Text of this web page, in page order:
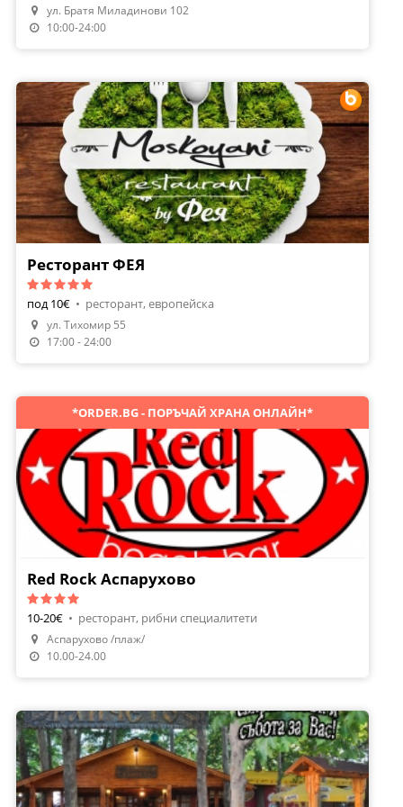
Направи Резервация
ул. Братя Миладинови 102
10:00-24:00
Направи Резервация
Ресторант ФЕЯ
под 10€ • ресторант, европейска
ул. Тихомир 55
17:00 - 24:00
Направи Резервация
Поръчай Храна
*ORDER.BG - ПОРЪЧАЙ ХРАНА ОНЛАЙН*
Red Rock Аспарухово
10-20€ • ресторант, рибни специалитети
Аспарухово /плаж/
10.00-24.00